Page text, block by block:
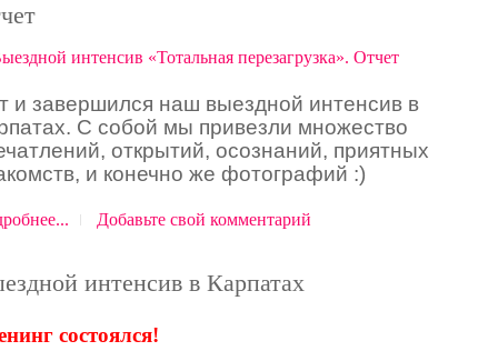
и завершился наш выездной интенсив в
С собой мы привезли множество
открытий, осознаний, приятных
и конечно же фотографий :)
Добавьте свой комментарий
интенсив в Карпатах
состоялся!